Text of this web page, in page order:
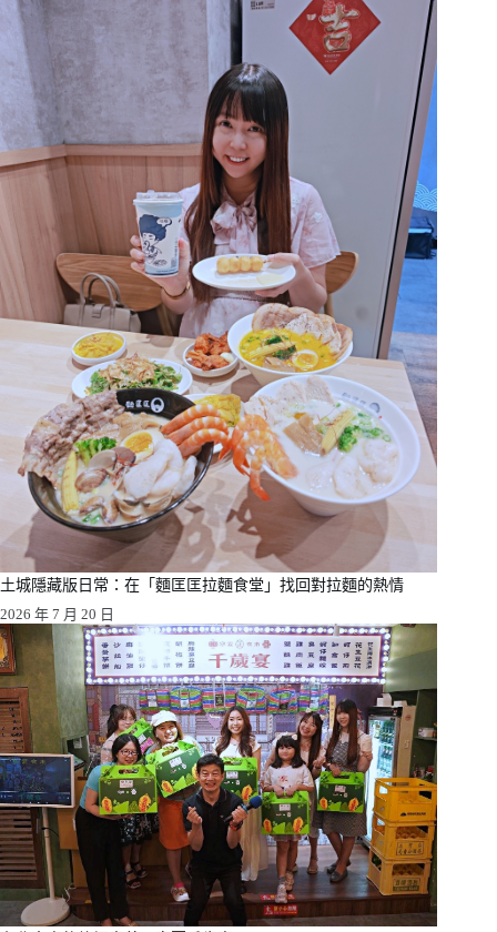
土城隱藏版日常：在「麵匡匡拉麵食堂」找回對拉麵的熱情
2026 年 7 月 20 日